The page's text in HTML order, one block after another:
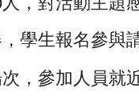
學生報名參與
，參加人員就